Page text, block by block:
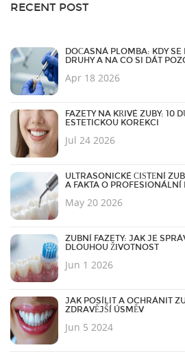
RECENT POST
DOČASNÁ PLOMBA: KDY
DRUHY A NA CO SI DÁT
Apr 18 2026
FAZETY NA KŘIVÉ ZUBY: 10
ESTETICKOU KOREKCI
Jul 24 2026
ULTRASONICKÉ ČIŠTĚNÍ
A FAKTA O PROFESIONÁLNÍ
May 20 2026
ZUBNÍ FAZETY: JAK JE
DLOUHOU ŽIVOTNOST
Jun 1 2026
JAK POSÍLIT A OCHRÁNIT
ZDRAVĚJŠÍ ÚSMĚV
Jun 5 2024